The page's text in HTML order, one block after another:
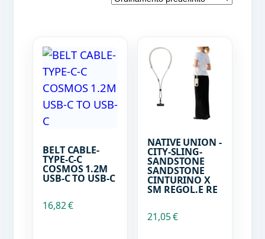
BELT CABLE-
TYPE-C-C
COSMOS 1.2M
USB-C TO USB-C
16,82€
NATIVE UNION -
CITY-SLING-
SANDSTONE
SANDSTONE
CINTURINO X
SM REGOL.E RE
21,05€